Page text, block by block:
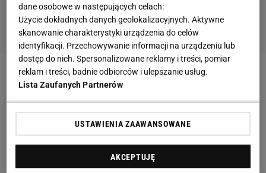
Zobacz wideoWielki fan Lewandowskiego marnuje
mieć szansę gry w pierwszejlidze, niż siedzieć w
rezerwachKorony Kielce. Taką decyzję podjął
dane osobowe w następujących celach:
Użycie dokładnych danych geolokalizacyjnych. Aktywne
skanowanie charakterystyki urządzenia do celów
identyfikacji. Przechowywanie informacji na urządzeniu lub
dostęp do nich. Spersonalizowane reklamy i treści, pomiar
reklam i treści, badnie odbiorców i ulepszanie usług.
Lista Zaufanych Partnerów
USTAWIENIA ZAAWANSOWANE
AKCEPTUJĘ